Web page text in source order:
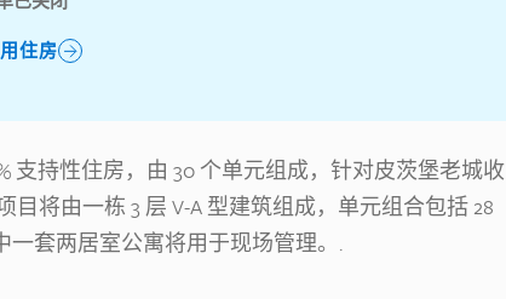
住房
支持性住房，由 30 个单元组成，针对皮茨堡老城收
目将由一栋 3 层 V-A 型建筑组成，单元组合包括 28
一套两居室公寓将用于现场管理。.